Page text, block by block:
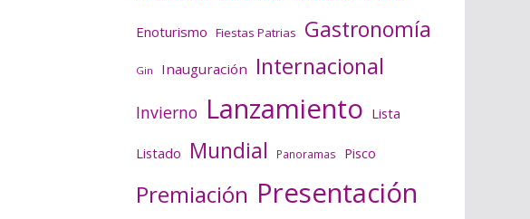
Enoturismo Fiestas Patrias Gastronomía
Gin Inauguración Internacional
Invierno Lanzamiento Lista
Listado Mundial Panoramas Pisco
Premiación Presentación